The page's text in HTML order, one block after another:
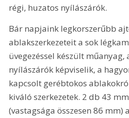
régi, huzatos nyílászárók.
Bár napjaink legkorszerűbb
ablakszerkezeteit a sok
üvegezéssel készült
nyílászárók képviselik, a
kapcsolt gerébtokos
kiváló szerkezetek. 2 db 43
(vastagsága összesen 86 mm)